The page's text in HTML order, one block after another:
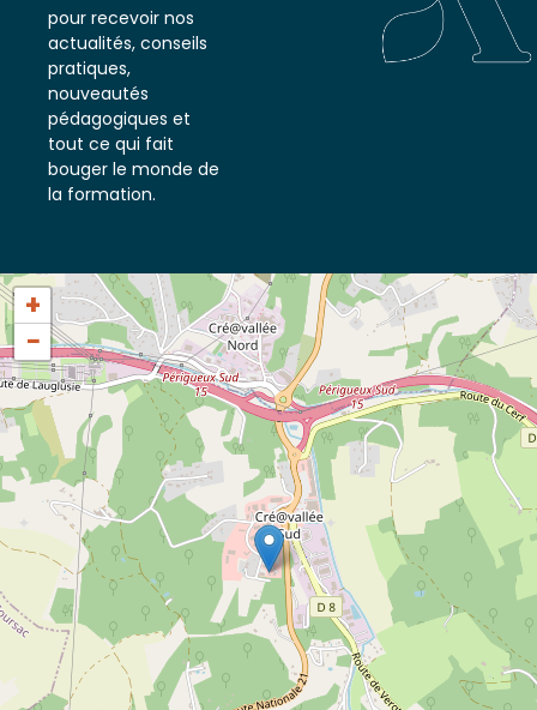
notre newsletter
pour recevoir nos
actualités, conseils
pratiques,
nouveautés
pédagogiques et
tout ce qui fait
bouger le monde de
+
−